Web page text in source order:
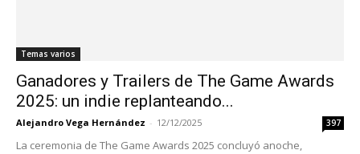
Temas varios
Ganadores y Trailers de The Game Awards
2025: un indie replanteando...
Alejandro Vega Hernández - 12/12/2025 397
La ceremonia de The Game Awards 2025 concluyó anoche,